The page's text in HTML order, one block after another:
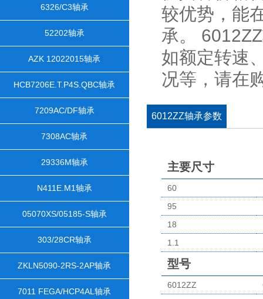
6326/C3轴承
52202轴承
AZK 12022015轴承
HCB7206E.T.P4S.QBC轴承
7209AC/DF轴承
7308AC轴承
29336M轴承
N411E.M1轴承
05070XS/05185-S轴承
303/28CR轴承
ZKLN5090-2RS-2AP轴承
7011 FEGA/HCP4AL轴承
较优势，能
承。
如额定转速
况等，请在
6012ZZ轴承参数
主要尺寸
60
95
18
1.1
型号
6012ZZ